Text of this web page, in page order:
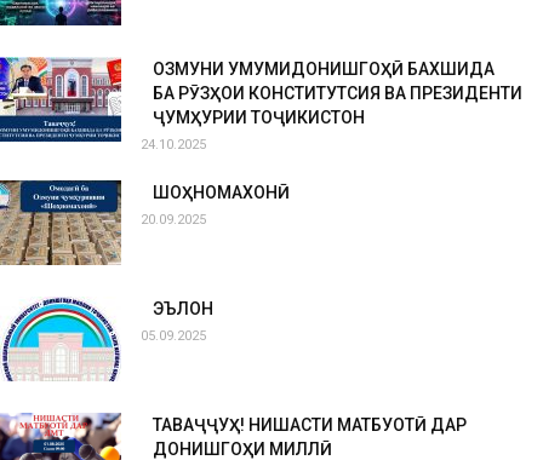
ОЗМУНИ УМУМИДОНИШГОҲӢ БАХШИДА
БА РӮЗҲОИ КОНСТИТУТСИЯ ВА ПРЕЗИДЕНТИ
ҶУМҲУРИИ ТОҶИКИСТОН
24.10.2025
ШОҲНОМАХОНӢ
20.09.2025
ЭЪЛОН
05.09.2025
ТАВАҶҶУҲ! НИШАСТИ МАТБУОТӢ ДАР
ДОНИШГОҲИ МИЛЛӢ